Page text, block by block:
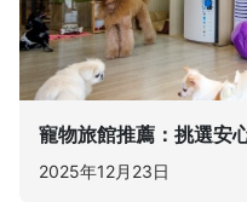
寵物旅館推薦：挑選安
2025年12月23日